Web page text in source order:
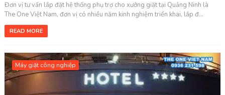
Đơn vị tư vấn lắp đặt hệ thống phụ trợ cho xưởng giặt tại Quảng Ninh là
The One Việt Nam, đơn vị có nhiều năm kinh nghiệm triển khai, lắp đ...
READ MORE
Máy giặt công nghiệp